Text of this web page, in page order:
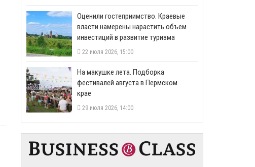
Оценили гостеприимство. Краевые
власти намерены нарастить объем
инвестиций в развитие туризма
22 июля 2026, 15:00
На макушке лета. Подборка
фестивалей августа в Пермском
крае
29 июля 2026, 14:00